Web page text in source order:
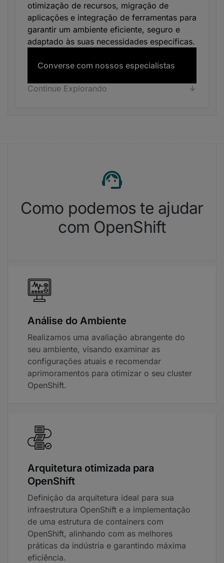
otimização de recursos, migração de
aplicações e integração de ferramentas para
garantir um ambiente eficiente, seguro e
adaptado às suas necessidades específicas.
Converse com nossos especialistas
Continue Explorando
Como podemos te ajudar
com OpenShift
Análise do Ambiente
Realizamos uma avaliação abrangente do
seu ambiente, visando examinar as
configurações atuais e recomendar
aprimoramentos para otimizar o seu cluster
OpenShift.
Arquitetura otimizada para
OpenShift
Definição da arquitetura ideal para sua
infraestrutura OpenShift e a implementação
de uma estrutura de containers com
OpenShift, alinhando com as melhores
práticas da indústria e garantindo máxima
eficiência.